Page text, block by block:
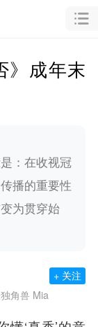
》成年末
：在收视冠
播的重要性
为贯穿始
角兽 Mia
+ 关注